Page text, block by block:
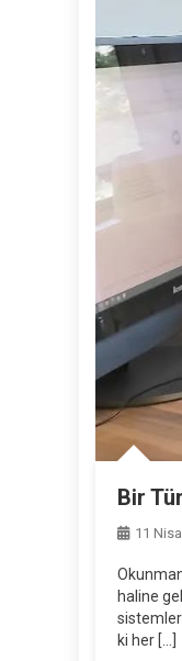
Bir
11
haline
ki her […]